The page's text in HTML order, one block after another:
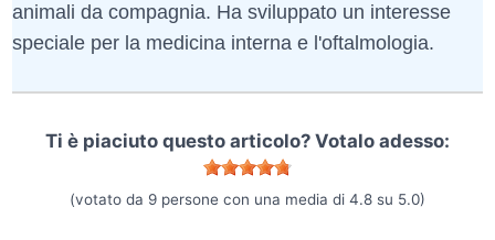
animali da compagnia. Ha sviluppato un interesse
speciale per la medicina interna e l'oftalmologia.
Ti è piaciuto questo articolo? Votalo adesso:
(votato da 9 persone con una media di 4.8 su 5.0)